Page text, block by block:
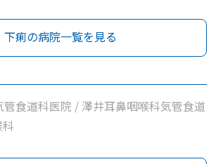
療法人北斗会大洲中央病院
下痢の病院一覧を見る
食道科医院 / 澤井耳鼻咽喉科気管食道